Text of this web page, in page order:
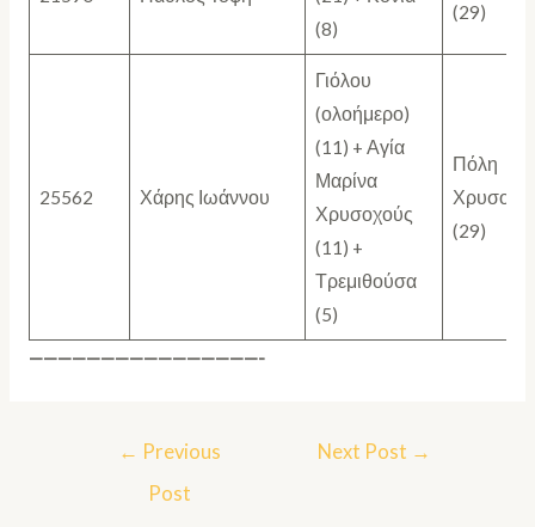
(8)
(29)
25562 Χάρης Ιωάννου
Γιόλου
(ολοήμερο)
(11) + Αγία
Μαρίνα
Χρυσοχούς
(11) +
Τρεμιθούσα
(5)
Πόλη
(29)
————————————————-
← Previous
Post
Next Post →